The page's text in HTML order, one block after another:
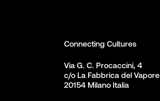
Connecting Cultures
Via G. C. Procaccini, 4
c/o La Fabbrica del Vapore
20154 Milano Italia